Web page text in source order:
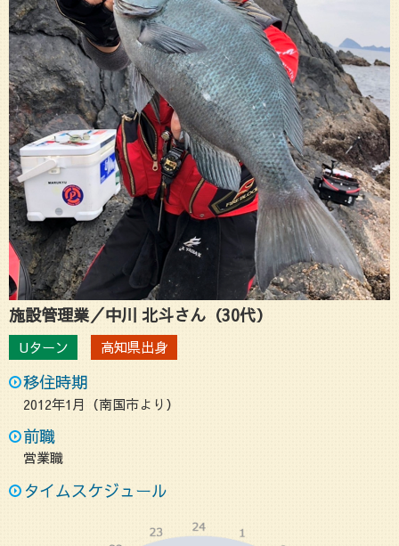
施設管理業／中川 北斗さん（30代）
Uターン 高知県出身
移住時期
2012年1月（南国市より）
前職
営業職
タイムスケジュール